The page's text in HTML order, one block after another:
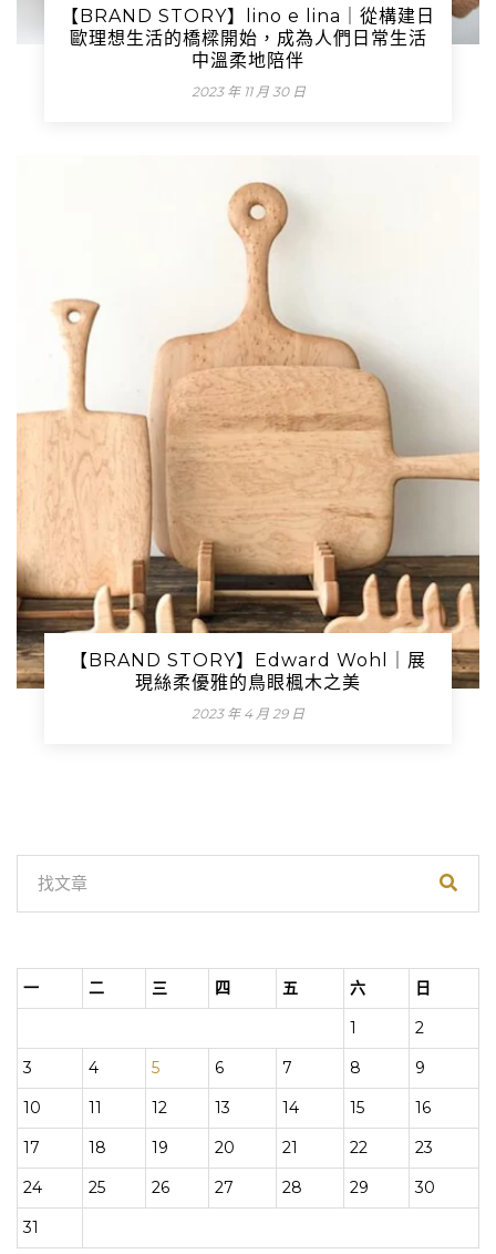
【BRAND STORY】lino e lina｜從構建日
歐理想生活的橋樑開始，成為人們日常生活
中溫柔地陪伴
2023 年 11 月 30 日
【BRAND STORY】Edward Wohl｜展
現絲柔優雅的鳥眼楓木之美
2023 年 4 月 29 日
一 二 三 四 五 六
日
1
2
3
4 5 6 7 8
9
10
11 12 13 14 15
16
17
18 19 20 21 22
23
24
25 26 27 28 29
30
31